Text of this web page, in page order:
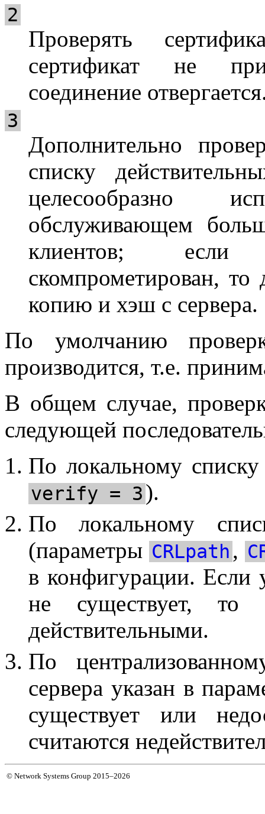
2
Проверять
сертификат не
соединение
3
Дополнительно
списку
целесообразно
обслуживающем
клиентов; если
скомпрометирован, то
копию и хэш с сервера.
По умолчанию
производится, т.е.
В общем случае,
следующей
По локальному
verify = 3).
По локальному
(параметры CRLpath ,
в конфигурации. Если
не существует, то
действительными.
По
сервера указан в
существует или
считаются
© Network Systems Group 2015–2026